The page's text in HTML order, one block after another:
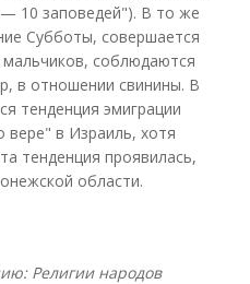
10 заповедей"). В то же
Субботы, совершается
соблюдаются
в отношении свинины. В
тенденция эмиграции
вере" в Израиль, хотя
тенденция проявилась,
области.
Религии народов